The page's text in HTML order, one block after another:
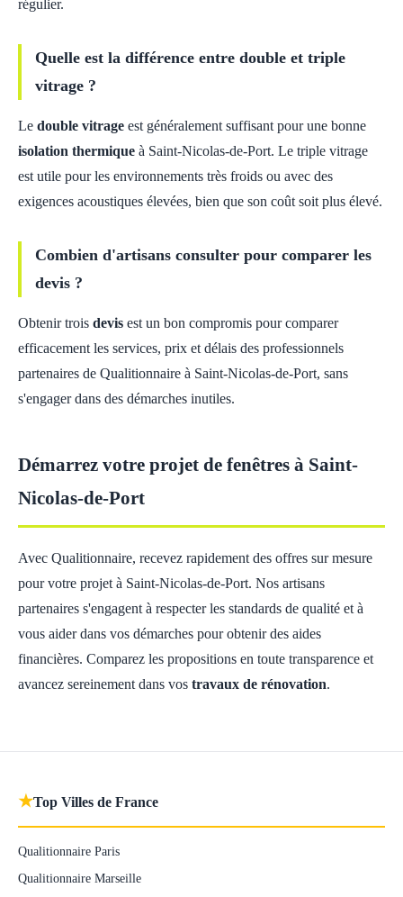
régulier.
Quelle est la différence entre double et triple
vitrage ?
Le double vitrage est généralement suffisant pour une bonne
isolation thermique à Saint-Nicolas-de-Port. Le triple vitrage
est utile pour les environnements très froids ou avec des
exigences acoustiques élevées, bien que son coût soit plus élevé.
Combien d'artisans consulter pour comparer les
devis ?
Obtenir trois devis est un bon compromis pour comparer
efficacement les services, prix et délais des professionnels
partenaires de Qualitionnaire à Saint-Nicolas-de-Port, sans
s'engager dans des démarches inutiles.
Démarrez votre projet de fenêtres à Saint-
Nicolas-de-Port
Avec Qualitionnaire, recevez rapidement des offres sur mesure
pour votre projet à Saint-Nicolas-de-Port. Nos artisans
partenaires s'engagent à respecter les standards de qualité et à
vous aider dans vos démarches pour obtenir des aides
financières. Comparez les propositions en toute transparence et
avancez sereinement dans vos travaux de rénovation.
★Top Villes de France
Qualitionnaire Paris
Qualitionnaire Marseille